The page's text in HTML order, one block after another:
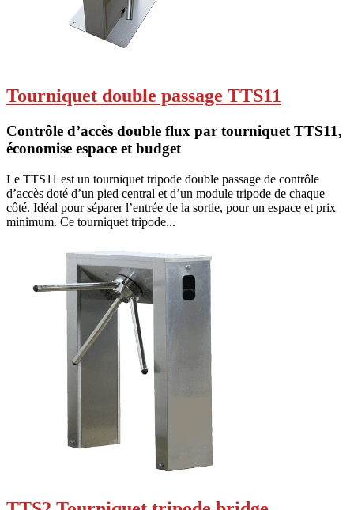
Tourniquet double passage TTS11
Contrôle d’accès double flux par tourniquet TTS11,
économise espace et budget
Le TTS11 est un tourniquet tripode double passage de contrôle
d’accès doté d’un pied central et d’un module tripode de chaque
côté. Idéal pour séparer l’entrée de la sortie, pour un espace et prix
minimum. Ce tourniquet tripode...